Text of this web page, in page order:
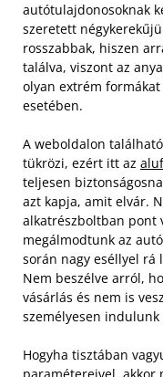
autótulajdonosoknak
szeretett
rosszabbak, hiszen
találva, viszont az
olyan extrém
esetében.
A weboldalon
tükrözi, ezért itt az
teljesen
azt kapja, amit elvár.
alkatrészboltban pont
megálmodtunk az
során nagy eséllyel
Nem beszélve arról,
vásárlás és nem is
személyesen
Hogyha tisztában